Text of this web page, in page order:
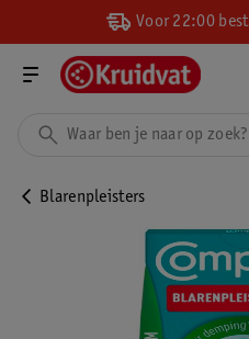
Voor 22:00
Blarenpleisters